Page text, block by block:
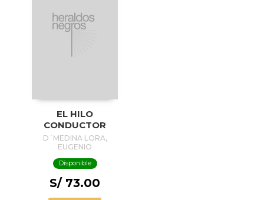
EL HILO
CONDUCTOR
D´MEDINA LORA,
EUGENIO
Disponible
S/ 73.00